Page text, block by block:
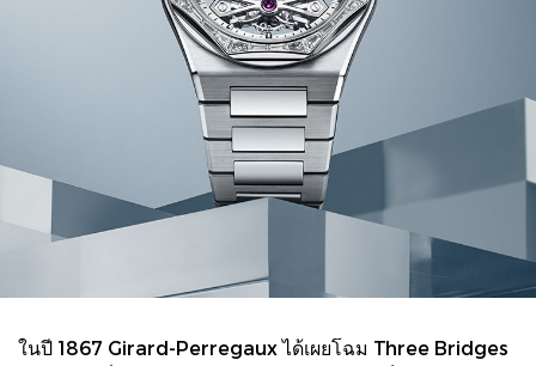
ในปี 1867 Girard-Perregaux ได้เผยโฉม Three Bridges